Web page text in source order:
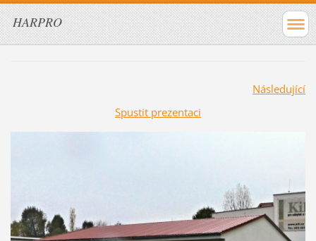
HARPRO
Následující
Spustit prezentaci